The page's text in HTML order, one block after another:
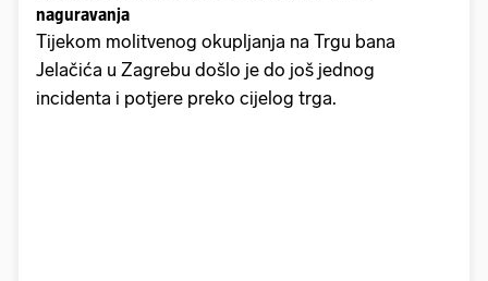
naguravanja
Tijekom molitvenog okupljanja na Trgu bana
Jelačića u Zagrebu došlo je do još jednog
incidenta i potjere preko cijelog trga.